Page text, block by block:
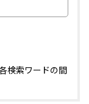
検索ワードの間